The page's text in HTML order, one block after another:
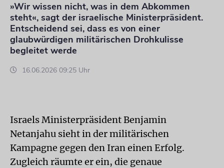
»Wir wissen nicht, was in dem Abkommen
steht«, sagt der israelische Ministerpräsident.
Entscheidend sei, dass es von einer
glaubwürdigen militärischen Drohkulisse
begleitet werde
16.06.2026 09:25 Uhr
Israels Ministerpräsident Benjamin
Netanjahu sieht in der militärischen
Kampagne gegen den Iran einen Erfolg.
Zugleich räumte er ein, die genaue